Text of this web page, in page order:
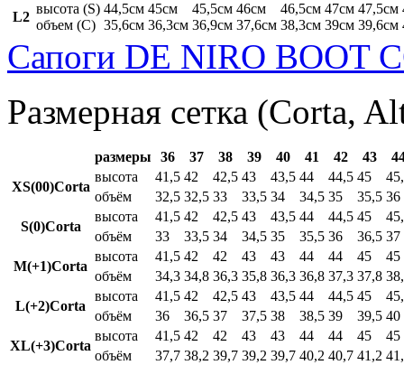
L2
высота (S)
объем (C)
44,5см
35,6см
45см
36,3см
45,5см
36,9см
46см
37,6см
46,5см
38,3см
47см
39см
47,5см
39,6см
Сапоги DE NIRO BOOT
Размерная сетка (Corta,
размеры 36 37 38 39 40 41 42 43
XS(00)Corta
высота 41,5 42 42,5 43 43,5 44 44,5 45
объём
32,5 32,5 33 33,5 34 34,5 35 35,5 36
S(0)Corta
высота 41,5 42 42,5 43 43,5 44 44,5 45
объём
33 33,5 34 34,5 35 35,5 36 36,5 37
M(+1)Corta
высота 41,5 42 42 43 43 44 44 45
45
объём
34,3 34,8 36,3 35,8 36,3 36,8 37,3 37,8
L(+2)Corta
высота 41,5 42 42,5 43 43,5 44 44,5 45
объём
36 36,5 37 37,5 38 38,5 39 39,5 40
XL(+3)Corta
высота 41,5 42 42 43 43 44 44 45
45
объём
37,7 38,2 39,7 39,2 39,7 40,2 40,7 41,2